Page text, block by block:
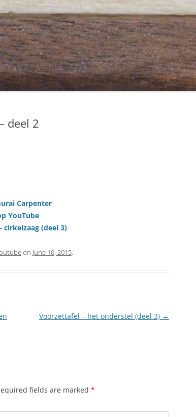
deel 2
Carpenter
YouTube
(deel 3)
on June 10, 2015.
Voorzettafel – het onderstel (deel 3) →
fields are marked *